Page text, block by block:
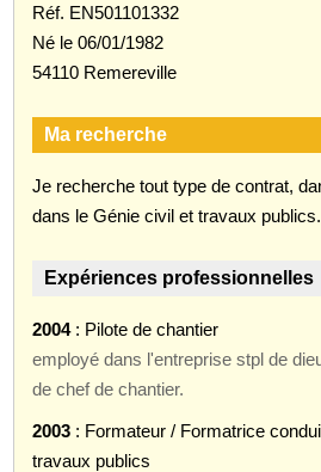
Réf. EN501101332
Né le 06/01/1982
54110 Remereville
Ma recherche
Je recherche tout type de contrat,
dans le Génie civil et travaux publics.
Expériences professionnelles
2004: Pilote de chantier
employé dans l'entreprise stpl de
de chef de chantier.
2003 : Formateur / Formatrice
travaux publics